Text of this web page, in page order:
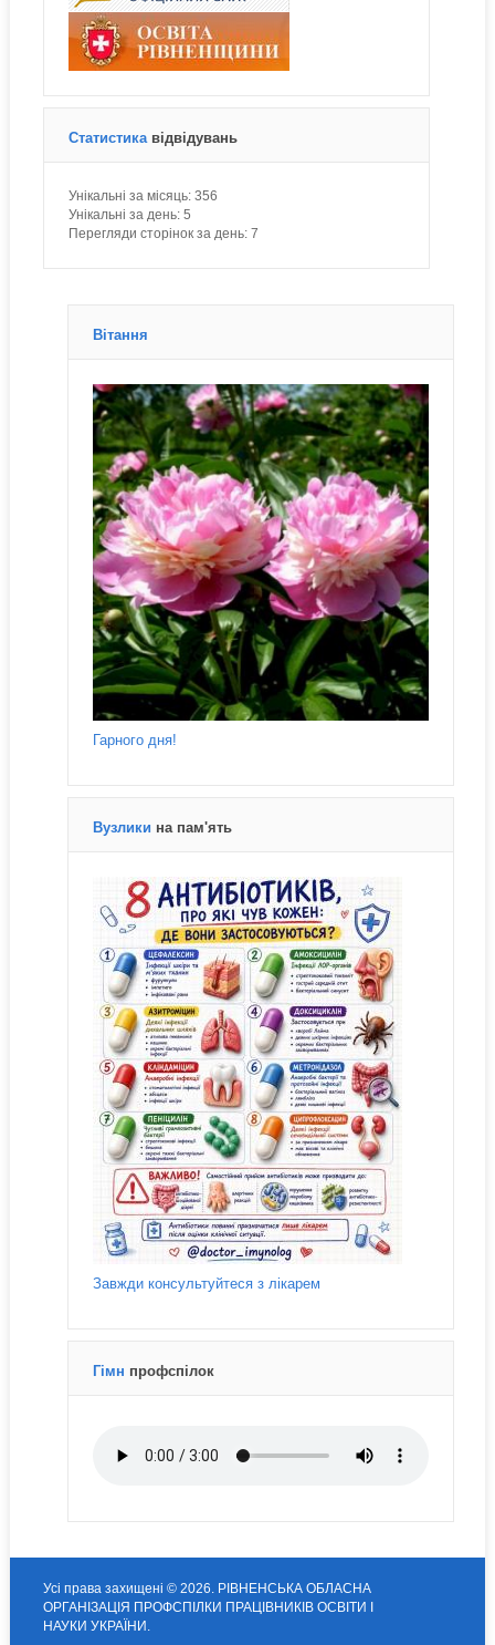
Статистика відвідувань
Унікальні за місяць: 356
Унікальні за день: 5
Перегляди сторінок за день: 7
Вітання
Гарного дня!
Вузлики на пам'ять
Завжди консультуйтеся з лікарем
Гімн профспілок
Усі права захищені © 2026. РІВНЕНСЬКА ОБЛАСНА
ОРГАНІЗАЦІЯ ПРОФСПІЛКИ ПРАЦІВНИКІВ ОСВІТИ І
НАУКИ УКРАЇНИ.